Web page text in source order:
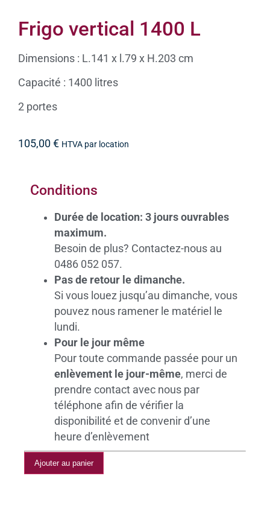
Frigo vertical 1400 L
Dimensions : L.141 x l.79 x H.203 cm
Capacité : 1400 litres
2 portes
105,00 € HTVA par location
Conditions
Durée de location: 3 jours ouvrables
maximum.
Besoin de plus? Contactez-nous au
0486 052 057.
Pas de retour le dimanche.
Si vous louez jusqu’au dimanche, vous
pouvez nous ramener le matériel le
lundi.
Pour le jour même
Pour toute commande passée pour un
enlèvement le jour-même, merci de
prendre contact avec nous par
téléphone afin de vérifier la
disponibilité et de convenir d’une
heure d’enlèvement
Ajouter au panier